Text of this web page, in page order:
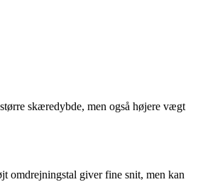
skæredybde, men også højere vægt
omdrejningstal giver fine snit, men kan